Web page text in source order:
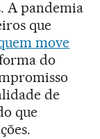
A pandemia
que
move
do
de
que